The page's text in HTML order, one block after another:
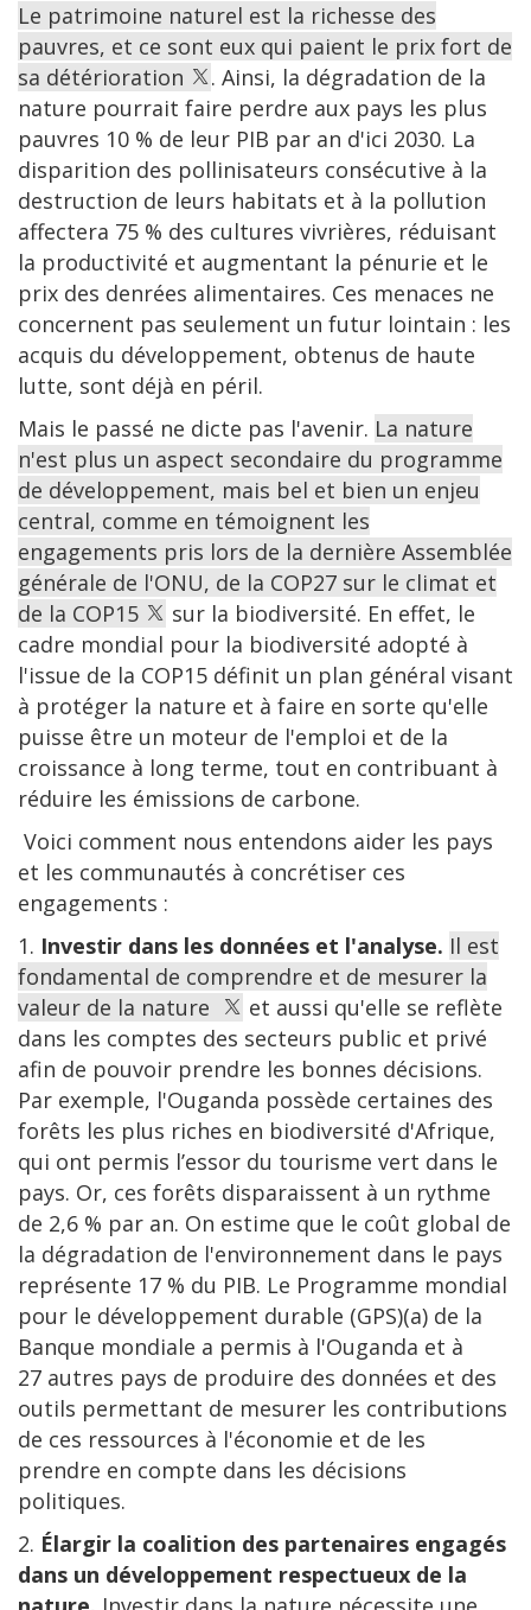
Le patrimoine naturel est la richesse des
pauvres, et ce sont eux qui paient le prix fort de
sa détérioration
. Ainsi, la dégradation de la
nature pourrait faire perdre aux pays les plus
pauvres 10 % de leur PIB par an d'ici 2030. La
disparition des pollinisateurs consécutive à la
destruction de leurs habitats et à la pollution
affectera 75 % des cultures vivrières, réduisant
la productivité et augmentant la pénurie et le
prix des denrées alimentaires. Ces menaces ne
concernent pas seulement un futur lointain : les
acquis du développement, obtenus de haute
lutte, sont déjà en péril.
Mais le passé ne dicte pas l'avenir. La nature
n'est plus un aspect secondaire du programme
de développement, mais bel et bien un enjeu
central, comme en témoignent les
engagements pris lors de la dernière Assemblée
générale de l'ONU, de la COP27 sur le climat et
de la COP15
sur la biodiversité. En effet, le
cadre mondial pour la biodiversité adopté à
l'issue de la COP15 définit un plan général visant
à protéger la nature et à faire en sorte qu'elle
puisse être un moteur de l'emploi et de la
croissance à long terme, tout en contribuant à
réduire les émissions de carbone.
Voici comment nous entendons aider les pays
et les communautés à concrétiser ces
engagements :
1. Investir dans les données et l'analyse. Il est
fondamental de comprendre et de mesurer la
valeur de la nature
et aussi qu'elle se reflète
dans les comptes des secteurs public et privé
afin de pouvoir prendre les bonnes décisions.
Par exemple, l'Ouganda possède certaines des
forêts les plus riches en biodiversité d'Afrique,
qui ont permis l’essor du tourisme vert dans le
pays. Or, ces forêts disparaissent à un rythme
de 2,6 % par an. On estime que le coût global de
la dégradation de l'environnement dans le pays
représente 17 % du PIB. Le Programme mondial
pour le développement durable (GPS)(a) de la
Banque mondiale a permis à l'Ouganda et à
27 autres pays de produire des données et des
outils permettant de mesurer les contributions
de ces ressources à l'économie et de les
prendre en compte dans les décisions
politiques.
2. Élargir la coalition des partenaires engagés
dans un développement respectueux de la